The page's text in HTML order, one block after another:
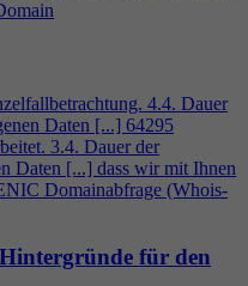
4.4. Dauer
Daten [...] 64295
3.4. Dauer der
Daten [...] dass wir mit Ihnen
Domainabfrage (Whois-
für den